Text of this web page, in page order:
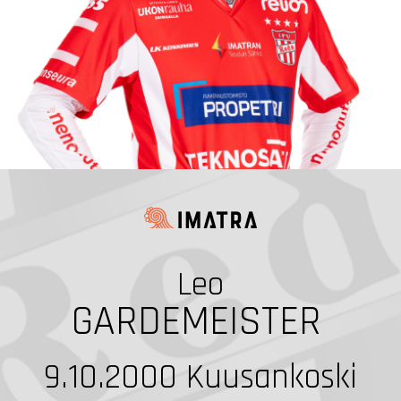
Leo
GARDEMEISTER
9.10.2000 Kuusankoski